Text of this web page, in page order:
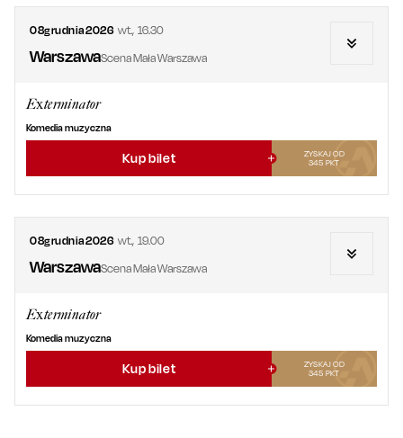
08grudnia2026 wt.,16.30
WarszawaScena Mała Warszawa
Exterminator
Komedia muzyczna
Kup bilet
ZYSKAJ OD
345 PKT
08grudnia2026 wt.,19.00
WarszawaScena Mała Warszawa
Exterminator
Komedia muzyczna
Kup bilet
ZYSKAJ OD
345 PKT